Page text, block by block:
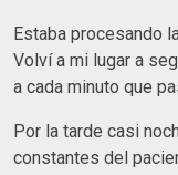
Estaba procesando
Volví a mi lugar a
a cada minuto que
Por la tarde casi
constantes del